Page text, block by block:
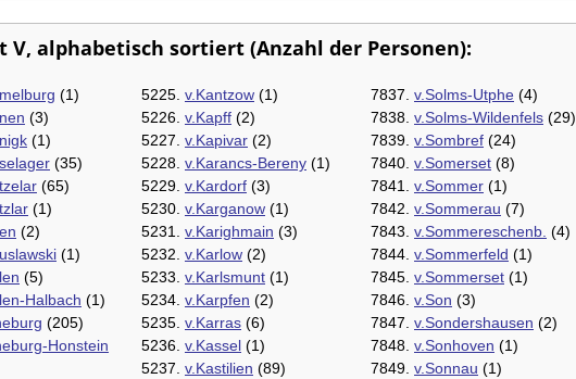
alphabetisch sortiert (Anzahl der Personen):
(1)
(3)
(1)
(35)
(65)
(1)
(2)
(1)
(5)
Halbach (1)
(205)
Honstein
5225. v.Kantzow (1)
5226. v.Kapff (2)
5227. v.Kapivar (2)
5228. v.Karancs-Bereny (1)
5229. v.Kardorf (3)
5230. v.Karganow (1)
5231. v.Karighmain (3)
5232. v.Karlow (2)
5233. v.Karlsmunt (1)
5234. v.Karpfen (2)
5235. v.Karras (6)
5236. v.Kassel (1)
5237. v.Kastilien (89)
7837. v.Solms-Utphe (4)
7838. v.Solms-Wildenfels (29)
7839. v.Sombref (24)
7840. v.Somerset (8)
7841. v.Sommer (1)
7842. v.Sommerau (7)
7843. v.Sommereschenb. (4)
7844. v.Sommerfeld (1)
7845. v.Sommerset (1)
7846. v.Son (3)
7847. v.Sondershausen (2)
7848. v.Sonhoven (1)
7849. v.Sonnau (1)